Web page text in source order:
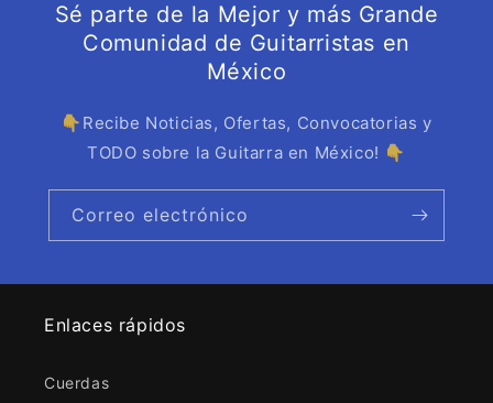
Sé parte de la Mejor y más Grande
Comunidad de Guitarristas en
México
👇Recibe Noticias, Ofertas, Convocatorias y
TODO sobre la Guitarra en México! 👇
Correo electrónico
Enlaces rápidos
Cuerdas